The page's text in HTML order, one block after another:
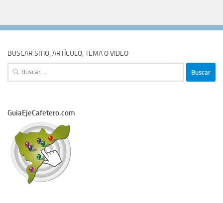
BUSCAR SITIO, ARTÍCULO, TEMA O VIDEO
Buscar:
GuiaEjeCafetero.com